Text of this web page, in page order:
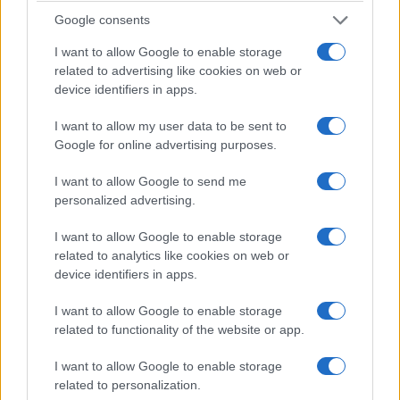
Google consents
I want to allow Google to enable storage
related to advertising like cookies on web or
device identifiers in apps.
I want to allow my user data to be sent to
Google for online advertising purposes.
I want to allow Google to send me
personalized advertising.
I want to allow Google to enable storage
related to analytics like cookies on web or
device identifiers in apps.
I want to allow Google to enable storage
related to functionality of the website or app.
I want to allow Google to enable storage
related to personalization.
riportato dal Wall Street Journal, starebbe
valutando persino la possibilità di dichiarare una
vittoria sull’Iran senza necessariamente arrivare
subito a un accordo definitivo sul nucleare. Ma
non sembra intenzionata a concedere facilmente